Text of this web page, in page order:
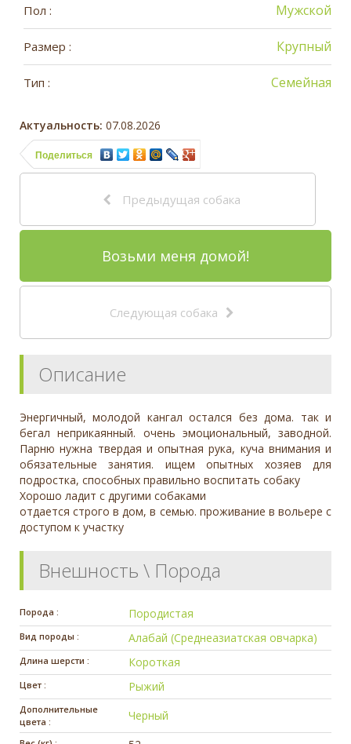
Пол : Мужской
Размер : Крупный
Тип : Семейная
Актуальность: 07.08.2026
Поделиться
Предыдущая собака
Возьми меня домой!
Следующая собака
Описание
Энергичный, молодой кангал остался без дома. так и
бегал неприкаянный. очень эмоциональный, заводной.
Парню нужна твердая и опытная рука, куча внимания и
обязательные занятия. ищем опытных хозяев для
подростка, способных правильно воспитать собаку
Хорошо ладит с другими собаками
отдается строго в дом, в семью. проживание в вольере с
доступом к участку
Внешность \ Порода
Порода : Породистая
Вид породы : Алабай (Среднеазиатская овчарка)
Длина шерсти : Короткая
Цвет : Рыжий
Дополнительные
цвета :
Черный